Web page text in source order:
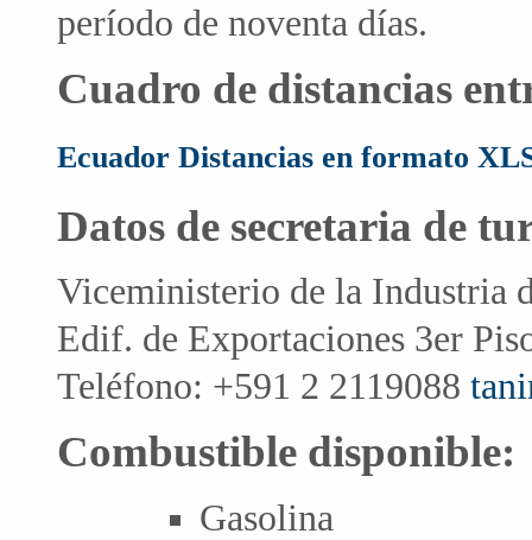
período de noventa días.
Cuadro de distancias
Ecuador Distancias en formato
Datos de secretaria de
Viceministerio de la Industria
Edif. de Exportaciones 3er
Teléfono: +591 2 2119088
Combustible disponible:
Gasolina